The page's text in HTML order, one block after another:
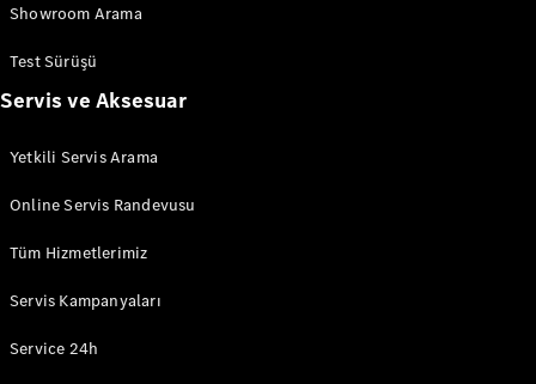
Randevusu
Kampanyaları
Mobilite
Hizmetleri
Kılavuzları
Showroom Arama
Test Sürüşü
Servis ve Aksesuar
Yetkili Servis Arama
Online Servis Randevusu
Tüm Hizmetlerimiz
Servis Kampanyaları
Service 24h